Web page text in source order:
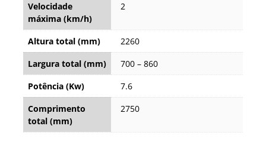
Velocidade
máxima (km/h)
2
Altura total (mm)
2260
Largura total (mm)
700 – 860
Potência (Kw)
7.6
Comprimento
total (mm)
2750